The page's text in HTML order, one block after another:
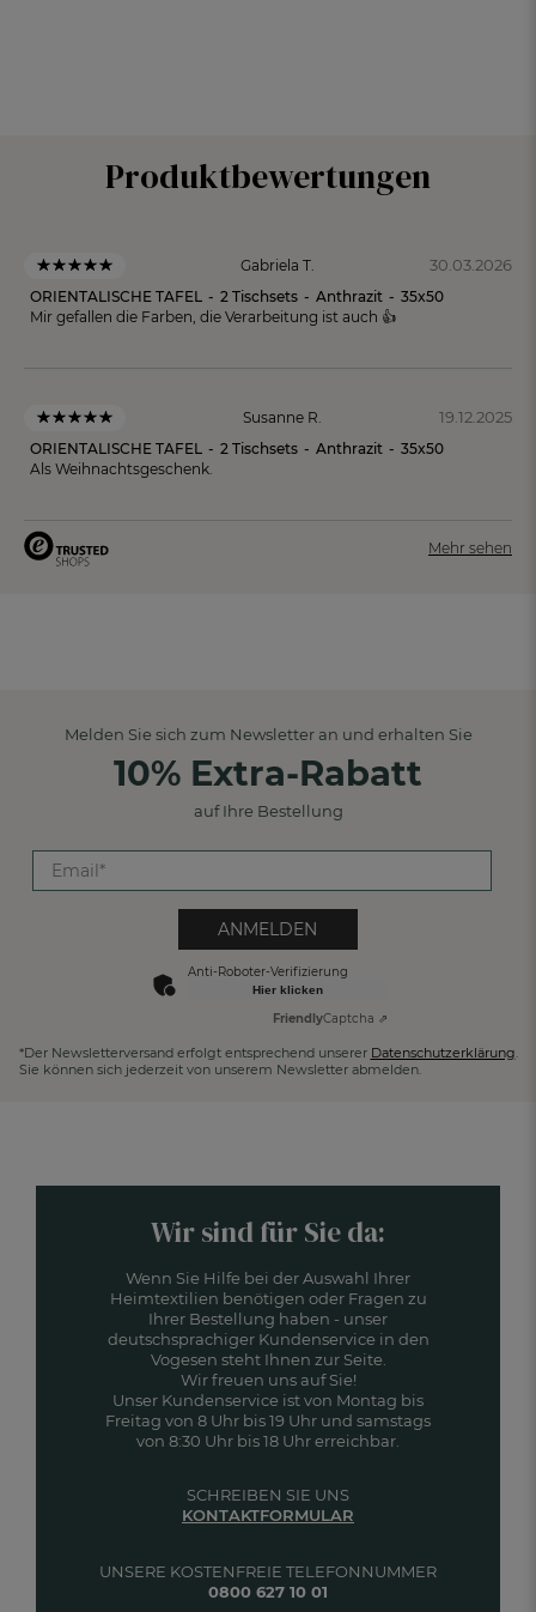
Produktbewertungen
Gabriela T. 30.03.2026
ORIENTALISCHE TAFEL - 2 Tischsets - Anthrazit - 35x50
Mir gefallen die Farben, die Verarbeitung ist auch 👍
Susanne R. 19.12.2025
ORIENTALISCHE TAFEL - 2 Tischsets - Anthrazit - 35x50
Als Weihnachtsgeschenk.
Mehr sehen
Melden Sie sich zum Newsletter an und erhalten Sie
10% Extra-Rabatt
auf Ihre Bestellung
ANMELDEN
Anti-Roboter-Verifizierung
Hier klicken
FriendlyCaptcha ⇗
*Der Newsletterversand erfolgt entsprechend unserer Datenschutzerklärung.
Sie können sich jederzeit von unserem Newsletter abmelden.
Wir sind für Sie da:
Wenn Sie Hilfe bei der Auswahl Ihrer
Heimtextilien benötigen oder Fragen zu
Ihrer Bestellung haben - unser
deutschsprachiger Kundenservice in den
Vogesen steht Ihnen zur Seite.
Wir freuen uns auf Sie!
Unser Kundenservice ist von Montag bis
Freitag von 8 Uhr bis 19 Uhr und samstags
von 8:30 Uhr bis 18 Uhr erreichbar.
UNSERE KOSTENFREIE TELEFONNUMMER
0800 627 10 01
SCHREIBEN SIE UNS
KONTAKTFORMULAR